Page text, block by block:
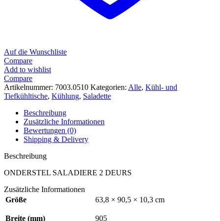
Auf die Wunschliste
Compare
Add to wishlist
Compare
Artikelnummer: 7003.0510 Kategorien: Alle, Kühl- und
Tiefkühltische, Kühlung, Saladette
Beschreibung
Zusätzliche Informationen
Bewertungen (0)
Shipping & Delivery
Beschreibung
ONDERSTEL SALADIERE 2 DEURS
Zusätzliche Informationen
Größe
63,8 × 90,5 × 10,3 cm
Breite (mm) 905